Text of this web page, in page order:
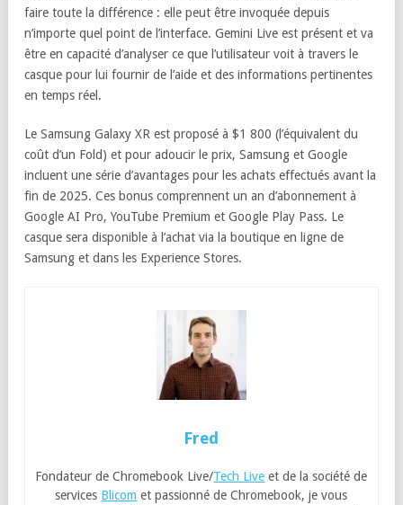
faire toute la différence : elle peut être invoquée depuis
n’importe quel point de l’interface. Gemini Live est présent et va
être en capacité d’analyser ce que l’utilisateur voit à travers le
casque pour lui fournir de l’aide et des informations pertinentes
en temps réel.
Le Samsung Galaxy XR est proposé à $1 800 (l’équivalent du
coût d’un Fold) et pour adoucir le prix, Samsung et Google
incluent une série d’avantages pour les achats effectués avant la
fin de 2025. Ces bonus comprennent un an d’abonnement à
Google AI Pro, YouTube Premium et Google Play Pass. Le
casque sera disponible à l’achat via la boutique en ligne de
Samsung et dans les Experience Stores.
Fred
Fondateur de Chromebook Live/Tech Live et de la société de
services Blicom et passionné de Chromebook, je vous